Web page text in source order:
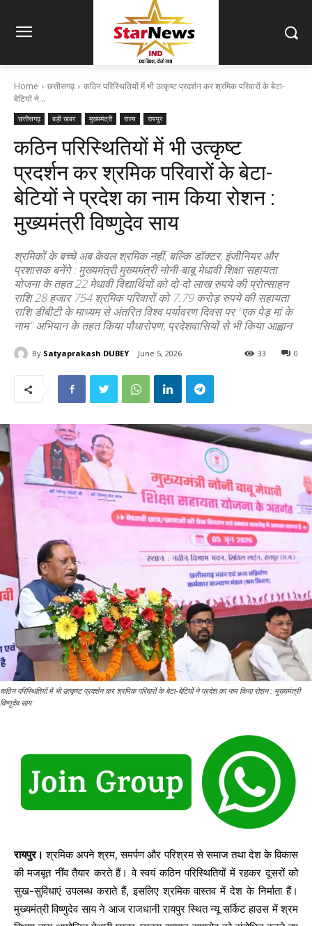
Home छत्तीसगढ़
कठिन परिस्थितियों में भी उत्कृष्ट प्रदर्शन कर श्रमिक परिवारों के बेटा-
बेटियों ने...
छत्तीसगढ़ बड़ी खबर मुख्यमंत्री राज्य रायपुर
कठिन परिस्थितियों में भी उत्कृष्ट
प्रदर्शन कर श्रमिक परिवारों के बेटा-
बेटियों ने प्रदेश का नाम किया रोशन :
मुख्यमंत्री विष्णुदेव साय
श्रमिकों के बच्चे अब केवल श्रमिक नहीं, बल्कि डॉक्टर, इंजीनियर और
प्रशासक बनेंगे : मुख्यमंत्री मुख्यमंत्री नोनी-बाबू मेधावी शिक्षा सहायता
योजना के तहत 22 मेधावी विद्यार्थियों को दो-दो लाख रुपये की प्रोत्साहन
राशि 28 हजार 754 श्रमिक परिवारों को 7.79 करोड़ रुपये की सहायता
राशि डीबीटी के माध्यम से अंतरित विश्व पर्यावरण दिवस पर "एक पेड़ मां के
नाम" अभियान के तहत किया पौधारोपण, प्रदेशवासियों से भी किया आह्वान
By Satyaprakash DUBEY June 5, 2026 0
33
कठिन परिस्थितियों में भी उत्कृष्ट प्रदर्शन कर श्रमिक परिवारों के बेटा-बेटियों ने प्रदेश का नाम किया रोशन : मुख्यमंत्री
विष्णुदेव साय
रायपुर। श्रमिक अपने श्रम, समर्पण और परिश्रम से समाज तथा देश के विकास
की मजबूत नींव तैयार करते हैं। वे स्वयं कठिन परिस्थितियों में रहकर दूसरों को
सुख-सुविधाएं उपलब्ध कराते हैं, इसलिए श्रमिक वास्तव में देश के निर्माता हैं।
मुख्यमंत्री विष्णुदेव साय ने आज राजधानी रायपुर स्थित न्यू सर्किट हाउस में श्रम